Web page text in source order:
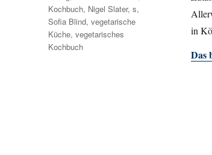
in
Das
Kochbuch, Nigel Slater,s,
Sofia Blind,vegetarische
Küche,vegetarisches
Kochbuch